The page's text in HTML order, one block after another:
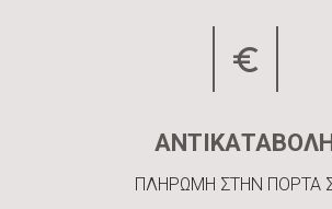
ΑΝΤΙΚΑΤΑΒΟΛΗ
ΠΛΗΡΩΜΗ ΣΤΗΝ ΠΟΡΤΑ